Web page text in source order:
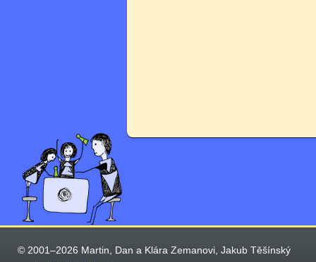
© 2001–2026 Martin, Dan a Klára Zemanovi, Jakub Těšínský